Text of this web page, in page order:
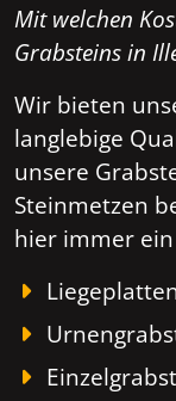
Mit welchen
Grabsteins in
Wir bieten
langlebige
unsere
Steinmetzen
hier immer